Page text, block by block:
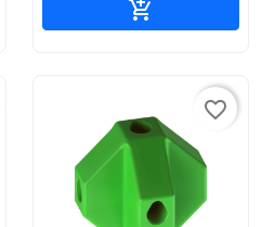

favorite_border